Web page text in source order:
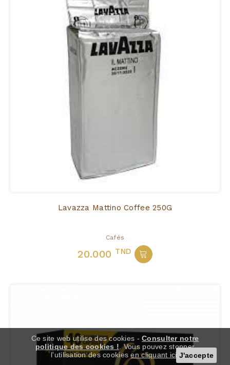
Lavazza Mattino Coffee 250G
Cafés
20.000 TND
Ce site web utilise des cookies -Consulter notre
politique des cookies ! . Vous pouvez stopper
l'utilisation des cookiesen cliquant ici J'accepte